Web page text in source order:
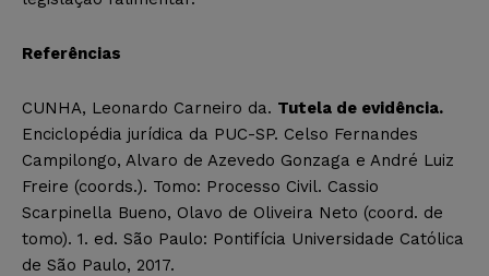
Referências
CUNHA, Leonardo Carneiro da. Tutela de evidência.
Enciclopédia jurídica da PUC-SP. Celso Fernandes
Campilongo, Alvaro de Azevedo Gonzaga e André Luiz
Freire (coords.). Tomo: Processo Civil. Cassio
Scarpinella Bueno, Olavo de Oliveira Neto (coord. de
tomo). 1. ed. São Paulo: Pontifícia Universidade Católica
de São Paulo, 2017.